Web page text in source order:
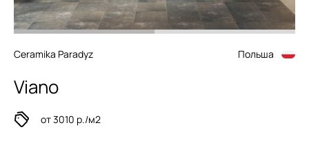
Ceramika Paradyz Польша
Viano
от 3010 р./м2